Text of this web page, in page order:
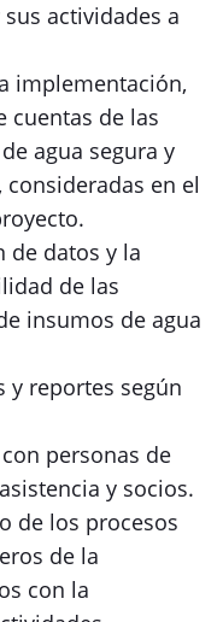
actividades a
implementación,
cuentas de las
agua segura y
en el
de datos y la
de las
insumos de agua
y reportes según
personas de
y socios.
de los procesos
de la
con la